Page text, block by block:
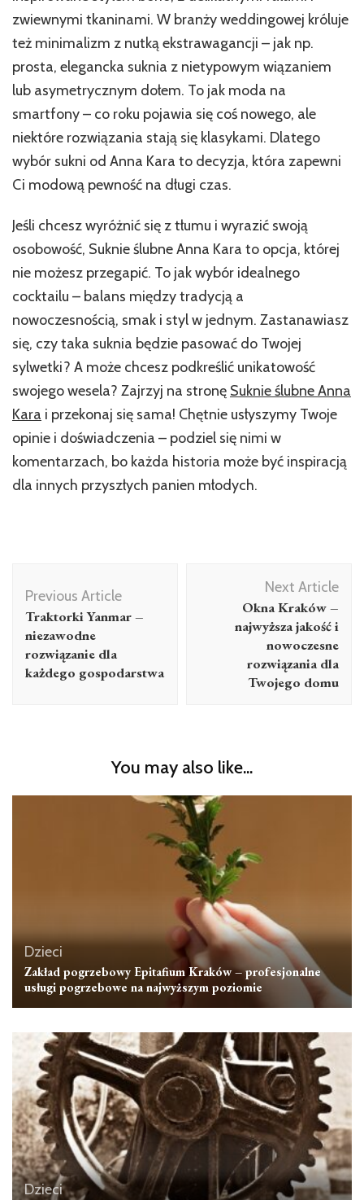
zwiewnymi tkaninami. W branży weddingowej króluje
też minimalizm z nutką ekstrawagancji – jak np.
prosta, elegancka suknia z nietypowym wiązaniem
lub asymetrycznym dołem. To jak moda na
smartfony – co roku pojawia się coś nowego, ale
niektóre rozwiązania stają się klasykami. Dlatego
wybór sukni od Anna Kara to decyzja, która zapewni
Ci modową pewność na długi czas.
Jeśli chcesz wyróżnić się z tłumu i wyrazić swoją
osobowość, Suknie ślubne Anna Kara to opcja, której
nie możesz przegapić. To jak wybór idealnego
cocktailu – balans między tradycją a
nowoczesnością, smak i styl w jednym. Zastanawiasz
się, czy taka suknia będzie pasować do Twojej
sylwetki? A może chcesz podkreślić unikatowość
swojego wesela? Zajrzyj na stronę Suknie ślubne Anna
Kara i przekonaj się sama! Chętnie usłyszymy Twoje
opinie i doświadczenia – podziel się nimi w
komentarzach, bo każda historia może być inspiracją
dla innych przyszłych panien młodych.
Navigation
Previous Article
Traktorki Yanmar –
niezawodne
rozwiązanie dla
każdego gospodarstwa
Next Article
Okna Kraków –
najwyższa jakość i
nowoczesne
rozwiązania dla
Twojego domu
You may also like...
Dzieci
Zakład pogrzebowy Epitafium Kraków – profesjonalne
usługi pogrzebowe na najwyższym poziomie
Dzieci